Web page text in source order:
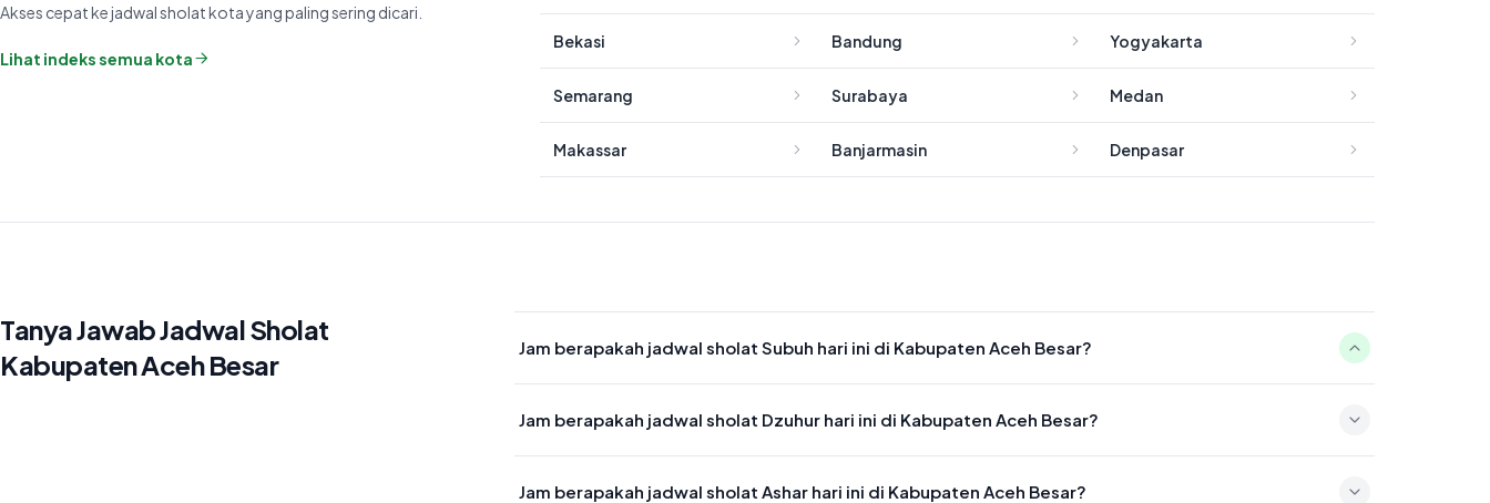
Akses cepat ke jadwal sholat kota yang paling sering dicari.
Lihat indeks semua kota
Bekasi Bandung Yogyakarta
Semarang Surabaya Medan
Makassar Banjarmasin Denpasar
Tanya Jawab Jadwal Sholat
Kabupaten Aceh Besar
Jam berapakah jadwal sholat Subuh hari ini di Kabupaten Aceh Besar?
Jam berapakah jadwal sholat Dzuhur hari ini di Kabupaten Aceh Besar?
Jam berapakah jadwal sholat Ashar hari ini di Kabupaten Aceh Besar?